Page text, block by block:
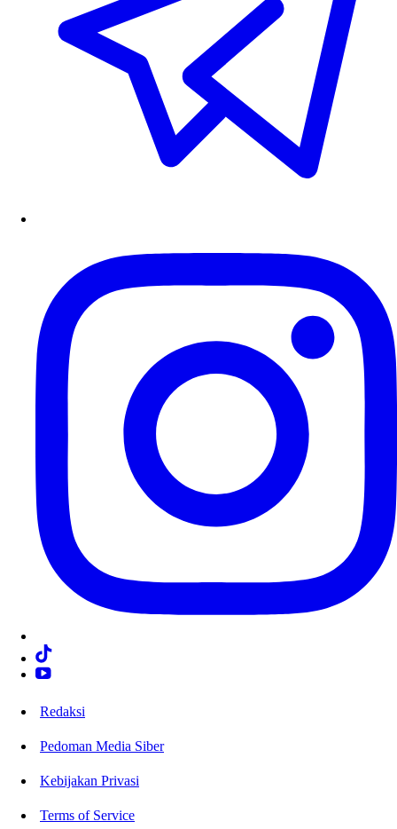
Redaksi
Pedoman Media Siber
Kebijakan Privasi
Terms of Service